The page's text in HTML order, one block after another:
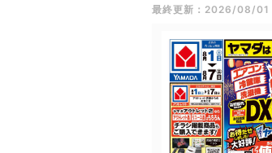
最終更新：2026/08/01